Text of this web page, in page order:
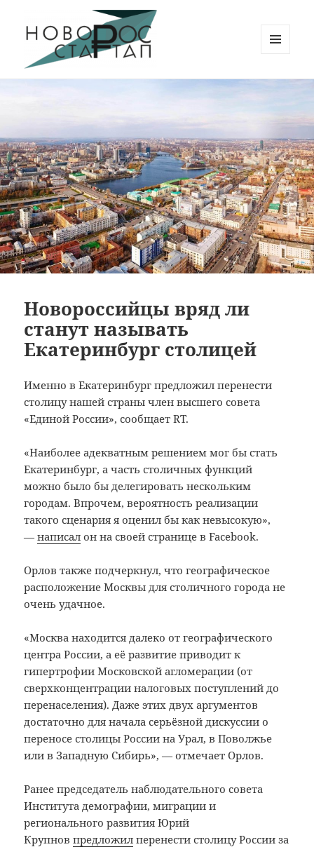
Новорос Стартап
ВИДЖЕТЫ
Новороссийцы вряд ли
станут называть
Екатеринбург столицей
Именно в Екатеринбург предложил перенести
столицу нашей страны член высшего совета
«Единой России», сообщает RT.
«Наиболее адекватным решением мог бы стать
Екатеринбург, а часть столичных функций
можно было бы делегировать нескольким
городам. Впрочем, вероятность реализации
такого сценария я оценил бы как невысокую»,
—написал он на своей странице в Facebook.
Орлов также подчеркнул, что географическое
расположение Москвы для столичного города не
очень удачное.
«Москва находится далеко от географического
центра России, а её развитие приводит к
гипертрофии Московской агломерации (от
сверхконцентрации налоговых поступлений до
перенаселения). Даже этих двух аргументов
достаточно для начала серьёзной дискуссии о
переносе столицы России на Урал, в Поволжье
или в Западную Сибирь», — отмечает Орлов.
Ранее председатель наблюдательного совета
Института демографии, миграции и
регионального развития Юрий
Крупновпредложил перенести столицу России за